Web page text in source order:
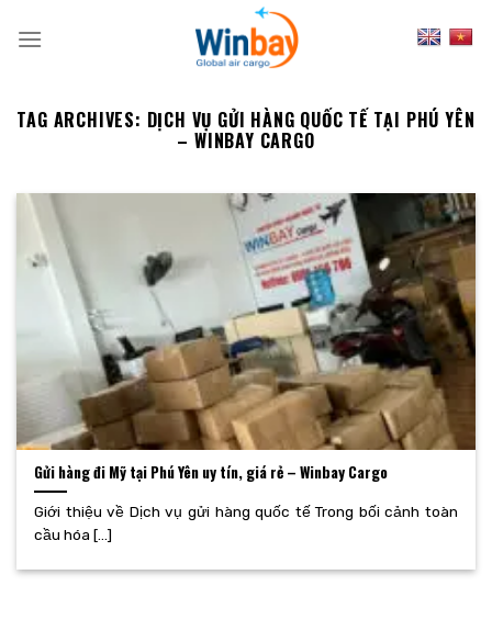
TAG ARCHIVES: DỊCH VỤ GỬI HÀNG QUỐC TẾ TẠI PHÚ YÊN
– WINBAY CARGO
Gửi hàng đi Mỹ tại Phú Yên uy tín, giá rẻ – Winbay Cargo
Giới thiệu về Dịch vụ gửi hàng quốc tế Trong bối cảnh toàn
cầu hóa [...]